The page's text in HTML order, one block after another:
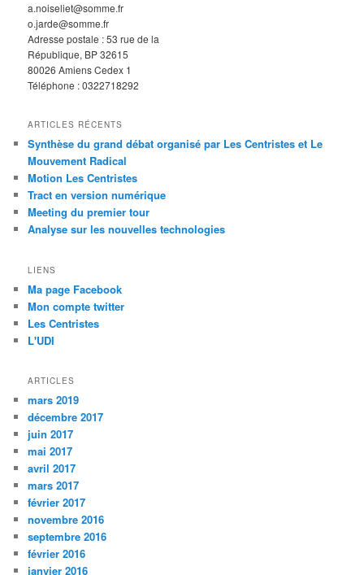
a.noiseliet@somme.fr
o.jarde@somme.fr
Adresse postale : 53 rue de la
République, BP 32615
80026 Amiens Cedex 1
Téléphone : 0322718292
ARTICLES RÉCENTS
Synthèse du grand débat organisé par Les Centristes et Le
Mouvement Radical
Motion Les Centristes
Tract en version numérique
Meeting du premier tour
Analyse sur les nouvelles technologies
LIENS
Ma page Facebook
Mon compte twitter
Les Centristes
L'UDI
ARTICLES
mars 2019
décembre 2017
juin 2017
mai 2017
avril 2017
mars 2017
février 2017
novembre 2016
septembre 2016
février 2016
janvier 2016